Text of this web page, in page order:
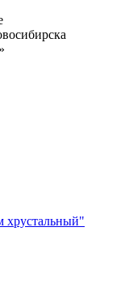
хрустальный"